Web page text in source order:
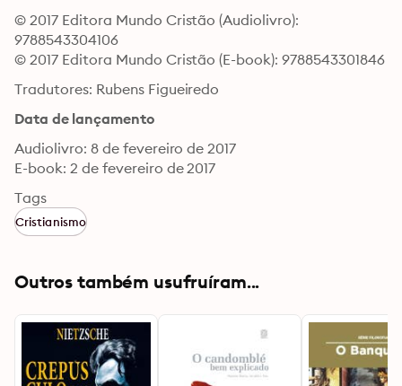
© 2017 Editora Mundo Cristão (Audiolivro):
9788543304106
© 2017 Editora Mundo Cristão (E-book): 9788543301846
Tradutores: Rubens Figueiredo
Data de lançamento
Audiolivro: 8 de fevereiro de 2017
E-book: 2 de fevereiro de 2017
Tags
Cristianismo
Outros também usufruíram...